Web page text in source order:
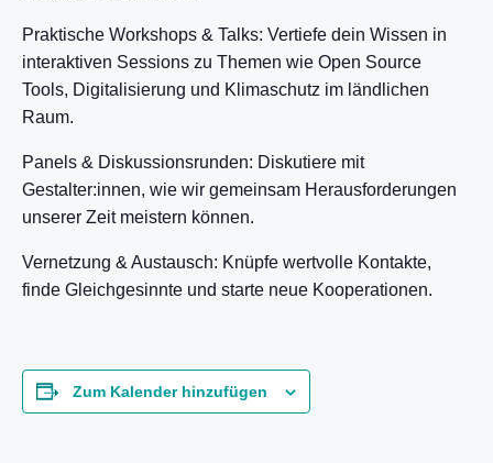
Praktische Workshops & Talks: Vertiefe dein Wissen in
interaktiven Sessions zu Themen wie Open Source
Tools, Digitalisierung und Klimaschutz im ländlichen
Raum.
Panels & Diskussionsrunden: Diskutiere mit
Gestalter:innen, wie wir gemeinsam Herausforderungen
unserer Zeit meistern können.
Vernetzung & Austausch: Knüpfe wertvolle Kontakte,
finde Gleichgesinnte und starte neue Kooperationen.
Zum Kalender hinzufügen